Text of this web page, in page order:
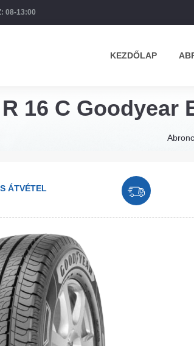
08-13:00
KEZDŐLAP
R 16 C
ÁTVÉTEL